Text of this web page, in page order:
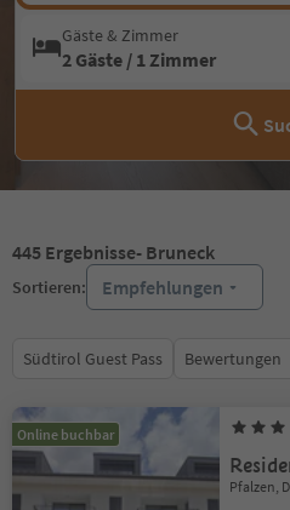
Gäste & Zimmer
2 Gäste / 1 Zimmer
445 Ergebnisse- Bruneck
Sortieren: Empfehlungen
Südtirol Guest Pass Bewertungen
Online buchbar
Pfalzen,